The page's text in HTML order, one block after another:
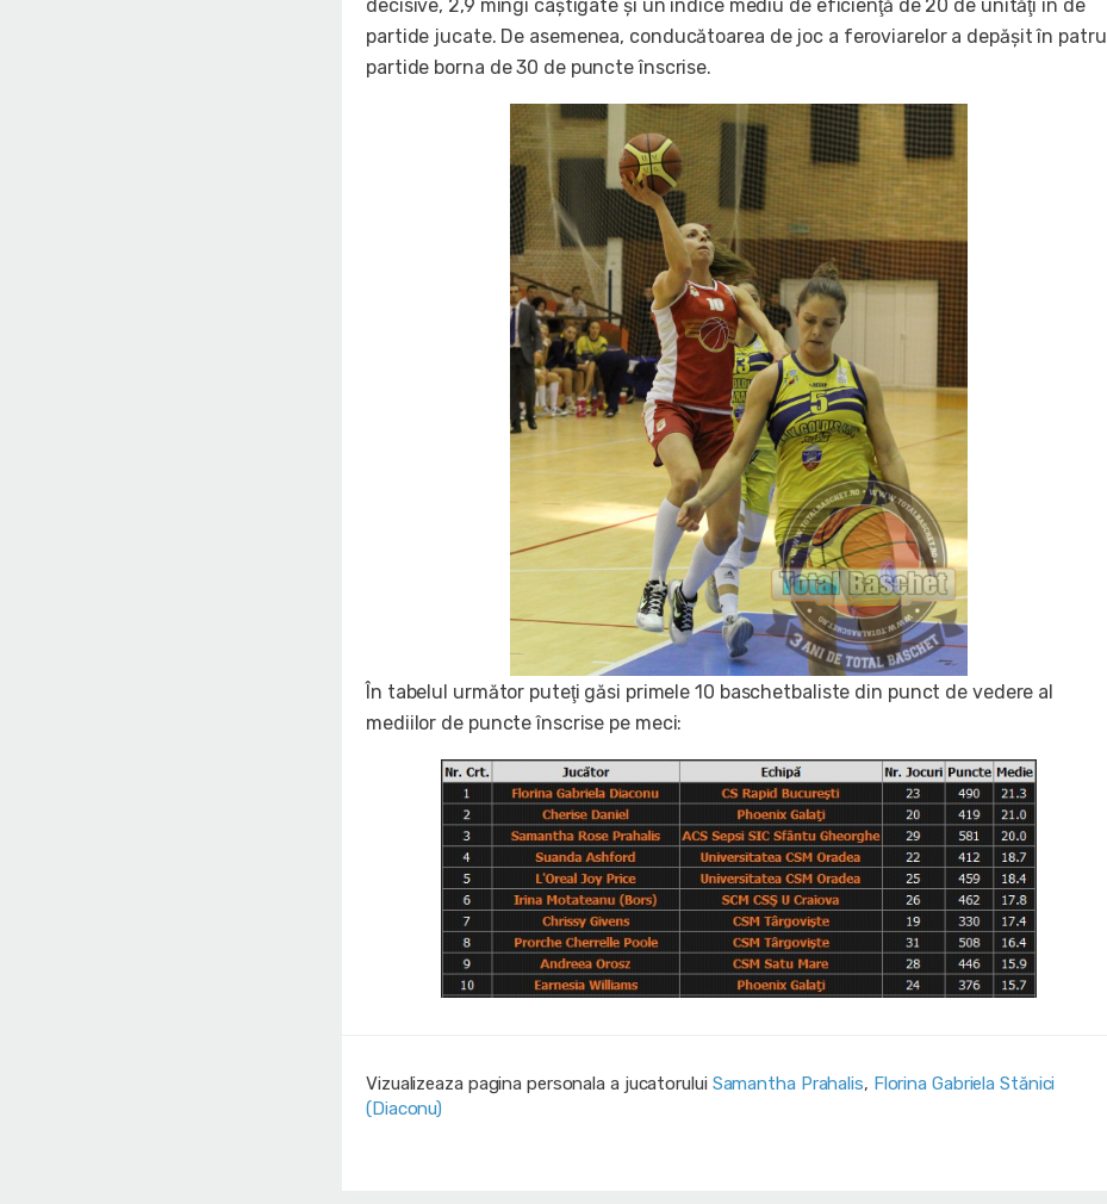
decisive, 2,9 mingi câştigate şi un indice mediu de eficienţă de 20 de unităţi în de
partide jucate. De asemenea, conducătoarea de joc a feroviarelor a depăşit în patru
partide borna de 30 de puncte înscrise.
În tabelul următor puteţi găsi primele 10 baschetbaliste din punct de vedere al
mediilor de puncte înscrise pe meci:
Vizualizeaza pagina personala a jucatorului Samantha Prahalis, Florina Gabriela Stănici
(Diaconu)